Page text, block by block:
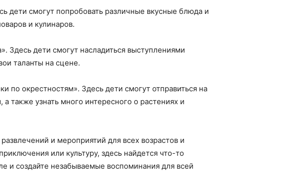
дети смогут попробовать различные вкусные блюда и
и кулинаров.
Здесь дети смогут насладиться выступлениями
таланты на сцене.
по окрестностям». Здесь дети смогут отправиться на
также узнать много интересного о растениях и
и мероприятий для всех возрастов и
или культуру, здесь найдется что-то
и создайте незабываемые воспоминания для всей